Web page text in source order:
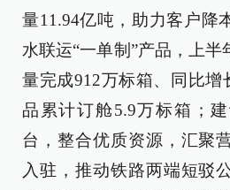
量11.94亿吨，助力客户降
水联运“一单制”产品，上
量完成912万标箱、同比增
品累计订舱5.9万标箱；
台，整合优质资源，汇聚
入驻，推动铁路两端短驳